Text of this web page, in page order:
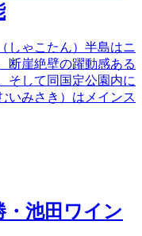
しゃこたん）半島はニ
断崖絶壁の躍動感ある
そして同国定公園内に
いみさき）はメインス
・池田ワイン